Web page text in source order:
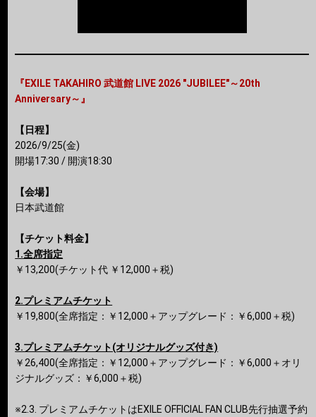
『EXILE TAKAHIRO 武道館 LIVE 2026 "JUBILEE"～20th
Anniversary～』
【日程】
2026/9/25(金)
開場17:30 / 開演18:30
【会場】
日本武道館
【チケット料金】
1.全席指定
￥13,200(チケット代 ￥12,000＋税)
2.プレミアムチケット
￥19,800(全席指定：￥12,000＋アップグレード：￥6,000＋税)
3.プレミアムチケット(オリジナルグッズ付き)
￥26,400(全席指定：￥12,000＋アップグレード：￥6,000＋オリ
ジナルグッズ：￥6,000＋税)
※2.3. プレミアムチケットはEXILE OFFICIAL FAN CLUB先行抽選予約